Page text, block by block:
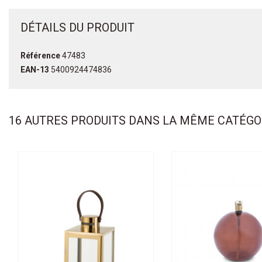
DÉTAILS DU PRODUIT
Référence47483
EAN-13 5400924474836
16 AUTRES PRODUITS DANS LA MÊME